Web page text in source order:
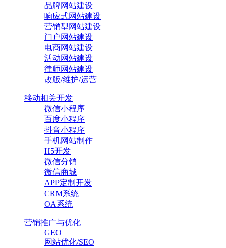
品牌网站建设
响应式网站建设
营销型网站建设
门户网站建设
电商网站建设
活动网站建设
律师网站建设
改版/维护/运营
移动相关开发
微信小程序
百度小程序
抖音小程序
手机网站制作
H5开发
微信分销
微信商城
APP定制开发
CRM系统
OA系统
营销推广与优化
GEO
网站优化/SEO